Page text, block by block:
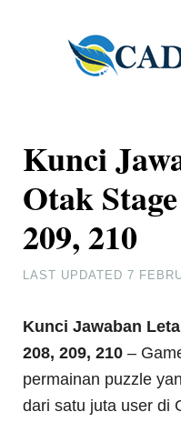
Kunci
Otak
209, 210
LAST UPDATED7
Kunci Jawaban
208, 209, 210 –
permainan puzzle
dari satu juta user di